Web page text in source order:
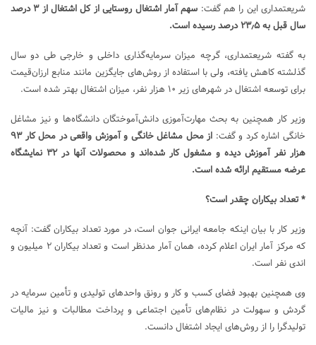
شریعتمداری این را هم گفت:
سهم آمار اشتغال روستایی از کل اشتغال از ۳ درصد
سال قبل به ۲۳٫۵ درصد رسیده است.
به گفته شریعتمداری، گرچه میزان سرمایه‌گذاری داخلی و خارجی طی دو سال
گذلشته کاهش یافته، ولی با استفاده از روش‌های جایگزین مانند منابع ارزان‌قیمت
برای توسعه اشتغال در شهرهای زیر ۱۰ هزار نفر،‌ میزان اشتغال بهتر شده است.
وزیر کار همچنین به بحث مهارت‌آموزی دانش‌آموختگان دانشگاه‌ها و نیز مشاغل
خانگی اشاره کرد و گفت:
از محل مشاغل خانگی و آموزش واقعی در محل کار ۹۳
هزار نفر آموزش دیده و مشغول کار شده‌اند و محصولات آنها در ۳۲ نمایشگاه
عرضه مستقیم ارائه شده است.
* تعداد بیکاران چقدر است؟
وزیر کار با بیان اینکه جامعه ایرانی جوان است، در مورد تعداد بیکاران گفت: آنچه
که مرکز آمار ایران اعلام کرده، همان آمار مدنظر است و تعداد بیکاران ۲ میلیون و
اندی نفر است.
وی همچنین بهبود فضای کسب و کار و رونق واحدهای تولیدی و تأمین سرمایه در
گردش و سهولت در نظام‌های تأمین اجتماعی و پرداخت مطالبات و نیز مالیات
تولیدگرا را از روش‌های ایجاد اشتغال دانست.